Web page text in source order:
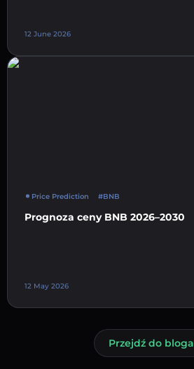
12 June 2026
Price Prediction #BNB
Prognoza ceny BNB 2026–2030
12 May 2026
Przejdź do bloga